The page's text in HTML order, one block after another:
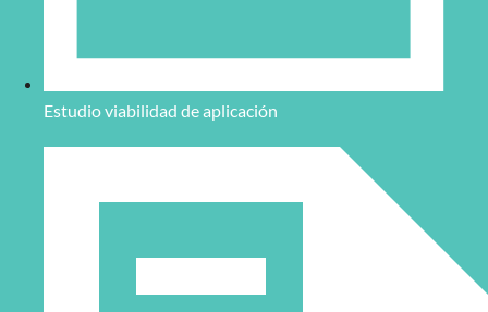
Estudio viabilidad de aplicación